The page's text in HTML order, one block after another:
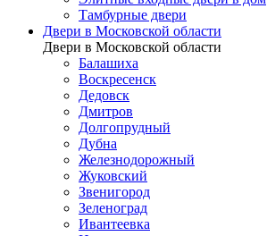
Тамбурные двери
Двери в Московской области
Двери в Московской области
Балашиха
Воскресенск
Дедовск
Дмитров
Долгопрудный
Дубна
Железнодорожный
Жуковский
Звенигород
Зеленоград
Ивантеевка